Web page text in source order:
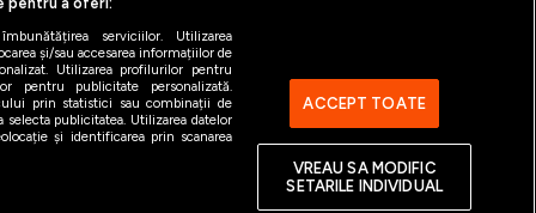
Gestionați preferințele
serviciilor. Utilizarea
și/sau accesarea informațiilor de
Utilizarea profilurilor pentru
pentru publicitate personalizată.
prin statistici sau combinații de
publicitatea. Utilizarea datelor
și identificarea prin scanarea
ACCEPT TOATE
VREAU SA MODIFIC
SETARILE INDIVIDUAL